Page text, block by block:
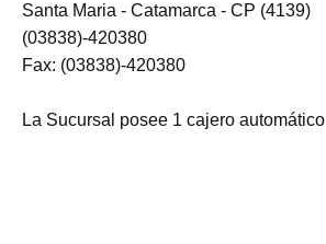
Santa Maria - Catamarca - CP (4139)
(03838)-420380
Fax: (03838)-420380
La Sucursal posee 1 cajero automático